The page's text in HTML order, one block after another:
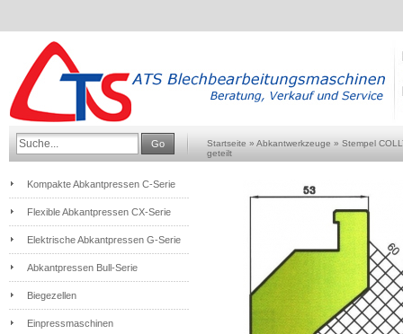
Go Startseite » Abkantwerkzeuge » Stempel
geteilt
Kompakte Abkantpressen C-Serie
Flexible Abkantpressen CX-Serie
Elektrische Abkantpressen G-Serie
Abkantpressen Bull-Serie
Biegezellen
Einpressmaschinen